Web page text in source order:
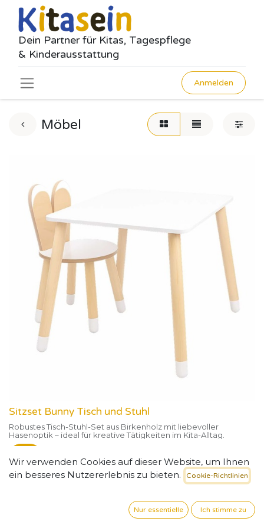
Dein Partner für Kitas, Tagespflege
& Kinderausstattung
Anmelden
Möbel
Sitzset Bunny Tisch und Stuhl
Robustes Tisch-Stuhl-Set aus Birkenholz mit liebevoller
Hasenoptik – ideal für kreative Tätigkeiten im Kita-Alltag.
125,97€
Wir verwenden Cookies auf dieser Website, um Ihnen
ein besseres Nutzererlebnis zu bieten.
Cookie-Richtlinien
Nur essentielle Ich stimme zu